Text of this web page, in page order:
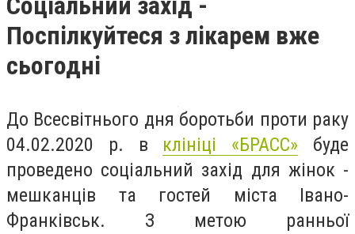
Поспілкуйтеся з лікарем вже
сьогодні
До Всесвітнього дня боротьби проти раку
04.02.2020 р. в клініці «БРАСС» буде
проведено соціальний захід для жінок -
мешканців та гостей міста Івано-
Франківськ. З метою ранньої